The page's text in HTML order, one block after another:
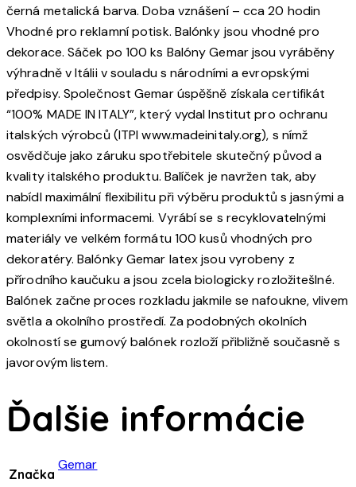
černá metalická barva. Doba vznášení – cca 20 hodin
Vhodné pro reklamní potisk. Balónky jsou vhodné pro
dekorace. Sáček po 100 ks Balóny Gemar jsou vyráběny
výhradně v Itálii v souladu s národními a evropskými
předpisy. Společnost Gemar úspěšně získala certifikát
“100% MADE IN ITALY”, který vydal Institut pro ochranu
italských výrobců (ITPI www.madeinitaly.org), s nímž
osvědčuje jako záruku spotřebitele skutečný původ a
kvality italského produktu. Balíček je navržen tak, aby
nabídl maximální flexibilitu při výběru produktů s jasnými a
komplexními informacemi. Vyrábí se s recyklovatelnými
materiály ve velkém formátu 100 kusů vhodných pro
dekoratéry. Balónky Gemar latex jsou vyrobeny z
přírodního kaučuku a jsou zcela biologicky rozložitešlné.
Balónek začne proces rozkladu jakmile se nafoukne, vlivem
světla a okolního prostředí. Za podobných okolních
okolností se gumový balónek rozloží přibližně současně s
javorovým listem.
Ďalšie informácie
Značka
Gemar